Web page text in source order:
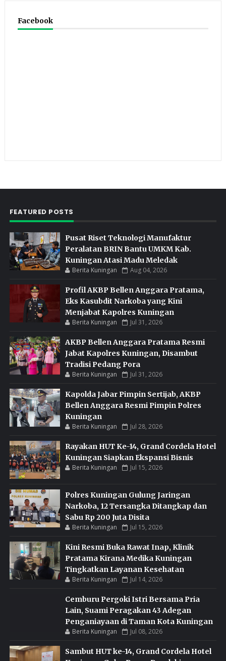
Facebook
FEATURED POSTS
Pusat Riset Teknologi Manufaktur
Peralatan BRIN Bantu UMKM Kab.
Kuningan Atasi Madu Meledak
Berita Kuningan Aug 04, 2026
Profil AKBP Bellen Anggara Pratama,
Eks Kasubdit Narkoba yang Kini
Menjabat Kapolres Kuningan
Berita Kuningan Jul 31, 2026
AKBP Bellen Anggara Pratama Resmi
Jabat Kapolres Kuningan, Disambut
Tradisi Pedang Pora
Berita Kuningan Jul 31, 2026
Kapolda Jabar Pimpin Sertijab, AKBP
Bellen Anggara Resmi Pimpin Polres
Kuningan
Berita Kuningan Jul 28, 2026
Rayakan HUT Ke-14, Grand Cordela Hotel
Kuningan Siapkan Ekspansi Bisnis
Berita Kuningan Jul 15, 2026
Polres Kuningan Gulung Jaringan
Narkoba, 12 Tersangka Ditangkap dan
Sabu Rp 200 Juta Disita
Berita Kuningan Jul 15, 2026
Kini Resmi Buka Rawat Inap, Klinik
Pratama Kirana Medika Kuningan
Tingkatkan Layanan Kesehatan
Berita Kuningan Jul 14, 2026
Cemburu Pergoki Istri Bersama Pria
Lain, Suami Peragakan 43 Adegan
Penganiayaan di Taman Kota Kuningan
Berita Kuningan Jul 08, 2026
Sambut HUT ke-14, Grand Cordela Hotel